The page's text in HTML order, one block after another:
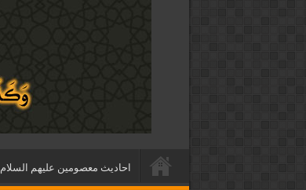
احاديث معصومين عليهم السلام